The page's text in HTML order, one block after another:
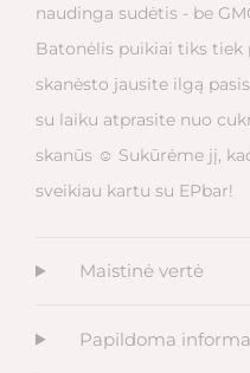
naudinga sudėtis - be
Batonėlis puikiai tiks tiek
skanėsto jausite ilgą
su laiku atprasite nuo
skanūs ☺️ Sukūrėme jį,
sveikiau kartu su EPbar!
Maistinė vertė
Papildoma